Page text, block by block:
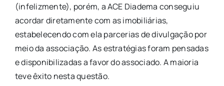
(infelizmente), porém, a ACE Diadema conseguiu
acordar diretamente com as imobiliárias,
estabelecendo com ela parcerias de divulgação por
meio da associação. As estratégias foram pensadas
e disponibilizadas a favor do associado. A maioria
teve êxito nesta questão.